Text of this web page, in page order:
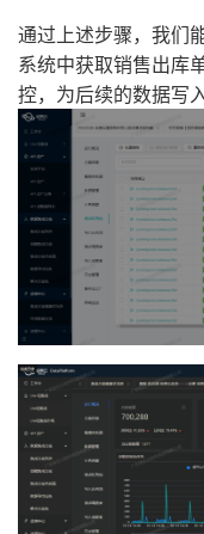
通过上述步骤，我们
系统中获取销售出库
控，为后续的数据写